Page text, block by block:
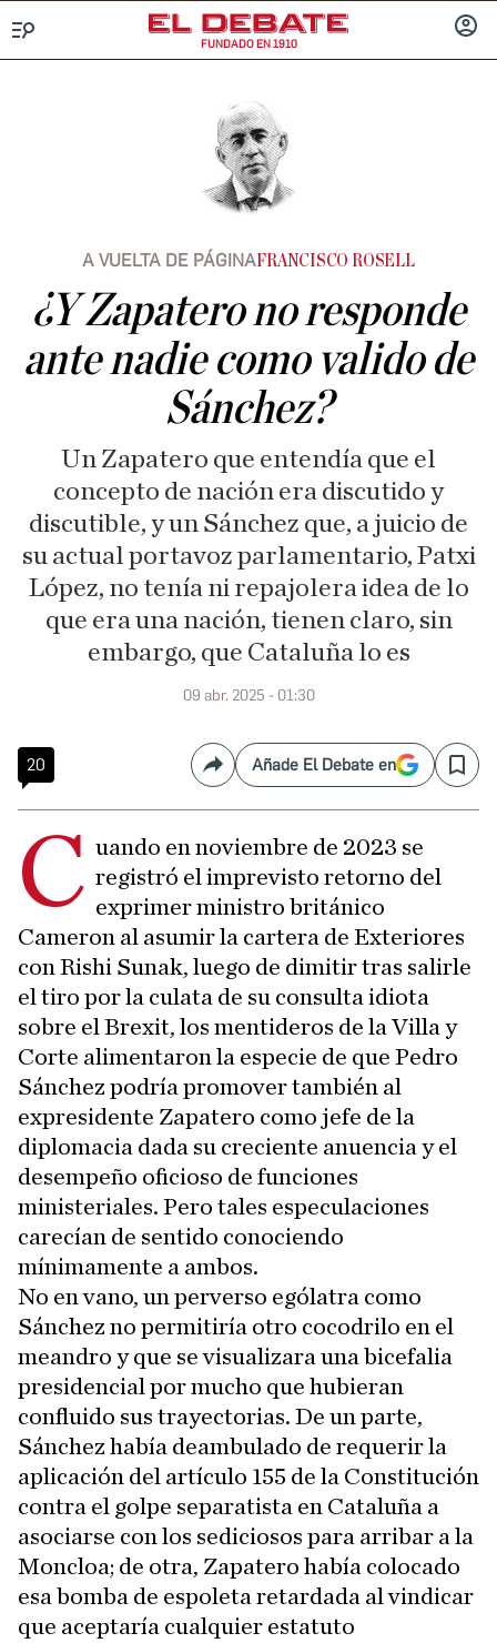
FUNDADO EN 1910
A VUELTA DE PÁGINAFRANCISCO ROSELL
¿Y Zapatero no responde
ante nadie como valido de
Sánchez?
Un Zapatero que entendía que el
concepto de nación era discutido y
discutible, y un Sánchez que, a juicio de
su actual portavoz parlamentario, Patxi
López, no tenía ni repajolera idea de lo
que era una nación, tienen claro, sin
embargo, que Cataluña lo es
09 abr. 2025 - 01:30
20 CompartirAñade El Debate en Save
C uando en noviembre de 2023 se
registró el imprevisto retorno del
exprimer ministro británico
Cameron al asumir la cartera de Exteriores
con Rishi Sunak, luego de dimitir tras salirle
el tiro por la culata de su consulta idiota
sobre el Brexit, los mentideros de la Villa y
Corte alimentaron la especie de que Pedro
Sánchez podría promover también al
expresidente Zapatero como jefe de la
diplomacia dada su creciente anuencia y el
desempeño oficioso de funciones
ministeriales. Pero tales especulaciones
carecían de sentido conociendo
mínimamente a ambos.
No en vano, un perverso ególatra como
Sánchez no permitiría otro cocodrilo en el
meandro y que se visualizara una bicefalia
presidencial por mucho que hubieran
confluido sus trayectorias. De un parte,
Sánchez había deambulado de requerir la
aplicación del artículo 155 de la Constitución
contra el golpe separatista en Cataluña a
asociarse con los sediciosos para arribar a la
Moncloa; de otra, Zapatero había colocado
esa bomba de espoleta retardada al vindicar
que aceptaría cualquier estatuto